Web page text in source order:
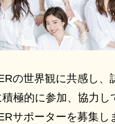
の世界観に共感し、
極的に参加、協力し
サポーターを募集し